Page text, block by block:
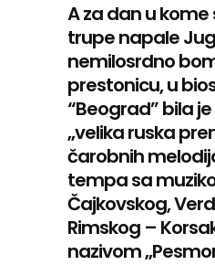
A za dan u kome
trupe napale
nemilosrdno
prestonicu, u
“Beograd” bila
„velika ruska
čarobnih
tempa sa
Čajkovskog,
Rimskog –
nazivom